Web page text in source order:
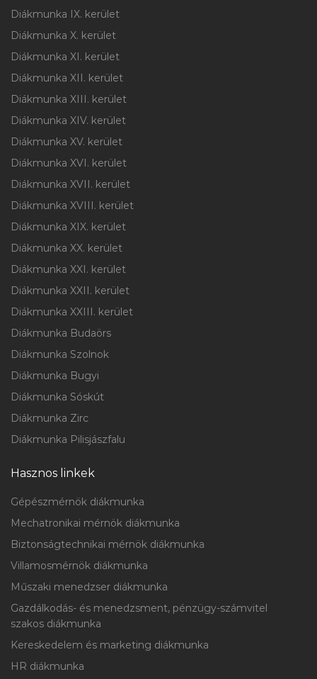
Diákmunka IX. kerület
Diákmunka X. kerület
Diákmunka XI. kerület
Diákmunka XII. kerület
Diákmunka XIII. kerület
Diákmunka XIV. kerület
Diákmunka XV. kerület
Diákmunka XVI. kerület
Diákmunka XVII. kerület
Diákmunka XVIII. kerület
Diákmunka XIX. kerület
Diákmunka XX. kerület
Diákmunka XXI. kerület
Diákmunka XXII. kerület
Diákmunka XXIII. kerület
Diákmunka Budaörs
Diákmunka Szolnok
Diákmunka Bugyi
Diákmunka Sóskút
Diákmunka Zirc
Diákmunka Pilisjászfalu
Hasznos linkek
Gépészmérnök diákmunka
Mechatronikai mérnök diákmunka
Biztonságtechnikai mérnök diákmunka
Villamosmérnök diákmunka
Műszaki menedzser diákmunka
Gazdálkodás- és menedzsment, pénzügy-számvitel
szakos diákmunka
Kereskedelem és marketing diákmunka
HR diákmunka